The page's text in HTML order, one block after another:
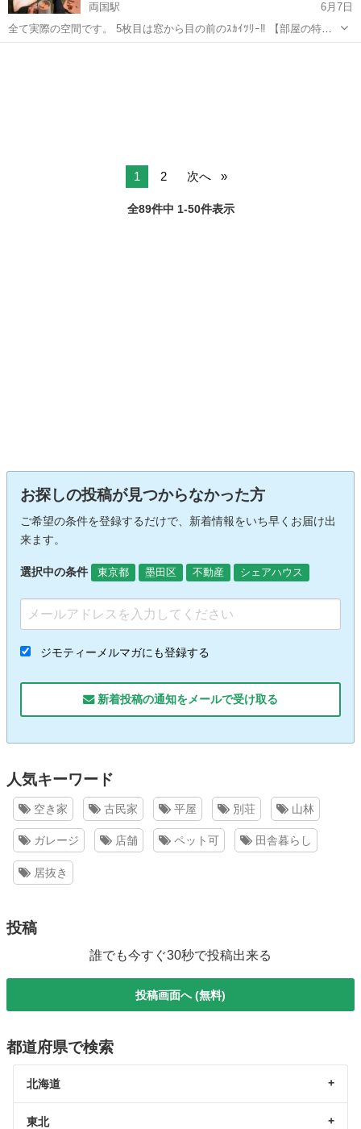
両国駅
6月7日
全て実際の空間です。 5枚目は窓から目の前のｽｶｲﾂﾘｰ‼︎ 【部屋の特
徴】 ➊生活に必要な全てがある (風呂ﾄｲﾚ,ﾛﾌﾄ＆ｿﾌｧﾍﾞｯﾄﾞ,洗濯乾燥機,
1 2 次へ
全89件中 1-50件表示
お探しの投稿が見つからなかった方
ご希望の条件を登録するだけで、新着情報をいち早くお届け出
来ます。
選択中の条件 東京都 墨田区 不動産 シェアハウス
ジモティーメルマガにも登録する
新着投稿の通知をメールで受け取る
人気キーワード
空き家 古民家 平屋 別荘 山林
ガレージ 店舗 ペット可 田舎暮らし
居抜き
投稿
誰でも今すぐ30秒で投稿出来る
投稿画面へ (無料)
都道府県で検索
北海道
東北